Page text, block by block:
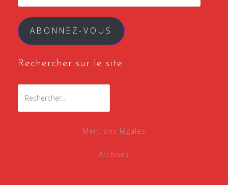
ABONNEZ-VOUS
Rechercher sur le site
Mentions légales
Archives